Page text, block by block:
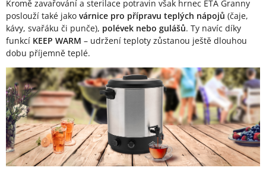
Kromě zavařování a sterilace potravin však hrnec ETA Granny
poslouží také jako várnice pro přípravu teplých nápojů (čaje,
kávy, svařáku či punče), polévek nebo gulášů. Ty navíc díky
funkcí KEEP WARM – udržení teploty zůstanou ještě dlouhou
dobu příjemně teplé.